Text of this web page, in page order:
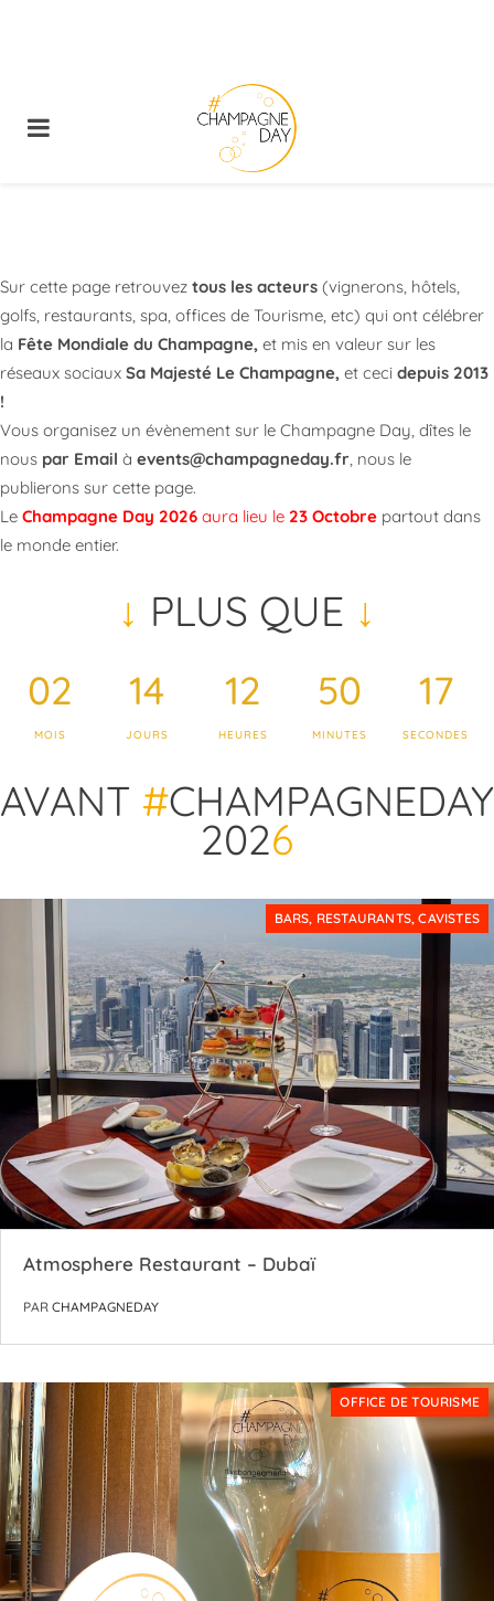
Sur cette page retrouvez tous les acteurs (vignerons, hôtels,
golfs, restaurants, spa, offices de Tourisme, etc) qui ont célébrer
la Fête Mondiale du Champagne, et mis en valeur sur les
réseaux sociaux Sa Majesté Le Champagne, et ceci depuis 2013
!
Vous organisez un évènement sur le Champagne Day, dîtes le
nous par Email à events@champagneday.fr, nous le
publierons sur cette page.
Le Champagne Day 2026 aura lieu le 23 Octobre partout dans
le monde entier.
↓ PLUS QUE ↓
02
MOIS
14
JOURS
12
HEURES
50
MINUTES
14
SECONDES
AVANT #CHAMPAGNEDAY
2026
BARS, RESTAURANTS, CAVISTES
Atmosphere Restaurant – Dubaï
PAR CHAMPAGNEDAY
OFFICE DE TOURISME